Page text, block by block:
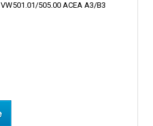
505.00 ACEA A3/B3